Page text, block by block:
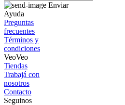
Enviar
Ayuda
Preguntas
frecuentes
Términos y
condiciones
VeoVeo
Tiendas
Trabajá con
nosotros
Contacto
Seguinos